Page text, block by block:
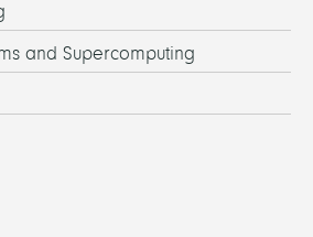
and Supercomputing